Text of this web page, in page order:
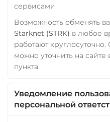
сервисами.
Возможность обменять
Starknet (STRK) в любое
работают
можно уточнить на
пункта.
Уведомление
персональной